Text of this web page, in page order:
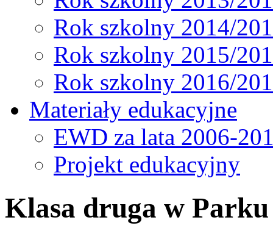
Rok szkolny 2014/
Rok szkolny 2015/
Rok szkolny 2016/
Materiały edukacyjne
EWD za lata 2006-
Projekt edukacyjny
Klasa druga w